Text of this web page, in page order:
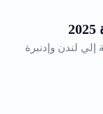
لندن وإدنبرة